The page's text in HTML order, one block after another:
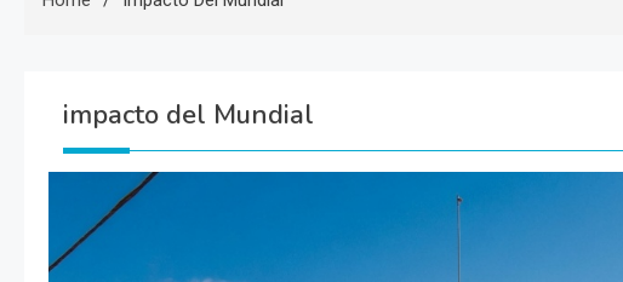
impacto del Mundial